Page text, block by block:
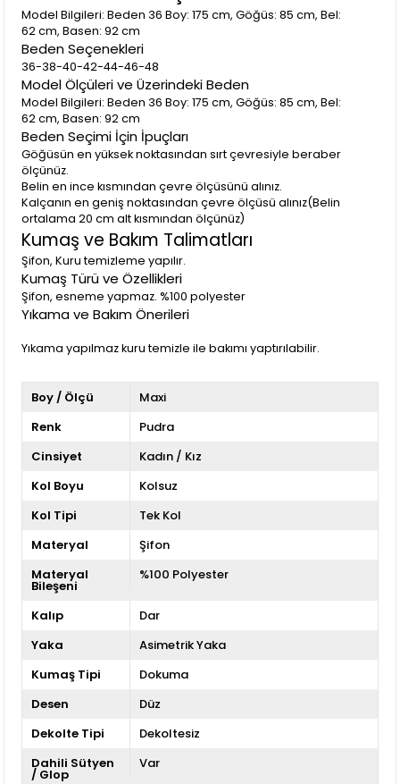
Model Bilgileri: Beden 36 Boy: 175 cm, Göğüs: 85 cm, Bel:
62 cm, Basen: 92 cm
Beden Seçenekleri
36-38-40-42-44-46-48
Model Ölçüleri ve Üzerindeki Beden
Model Bilgileri: Beden 36 Boy: 175 cm, Göğüs: 85 cm, Bel:
62 cm, Basen: 92 cm
Beden Seçimi İçin İpuçları
Göğüsün en yüksek noktasından sırt çevresiyle beraber
ölçünüz.
Belin en ince kısmından çevre ölçüsünü alınız.
Kalçanın en geniş noktasından çevre ölçüsü alınız(Belin
ortalama 20 cm alt kısmından ölçünüz)
Kumaş ve Bakım Talimatları
Şifon, Kuru temizleme yapılır.
Kumaş Türü ve Özellikleri
Şifon, esneme yapmaz. %100 polyester
Yıkama ve Bakım Önerileri
Yıkama yapılmaz kuru temizle ile bakımı yaptırılabilir.
Boy / Ölçü
Maxi
Renk
Pudra
Cinsiyet
Kadın / Kız
Kol Boyu
Kolsuz
Kol Tipi
Tek Kol
Materyal
Şifon
Materyal
Bileşeni
%100 Polyester
Kalıp
Dar
Yaka
Asimetrik Yaka
Kumaş Tipi
Dokuma
Desen
Düz
Dekolte Tipi
Dekoltesiz
Dahili Sütyen
/ Glop
Var